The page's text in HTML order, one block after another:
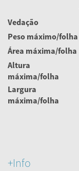
Vedação
Peso máximo/folha
Área máxima/folha
Altura
máxima/folha
Largura
máxima/folha
+Info